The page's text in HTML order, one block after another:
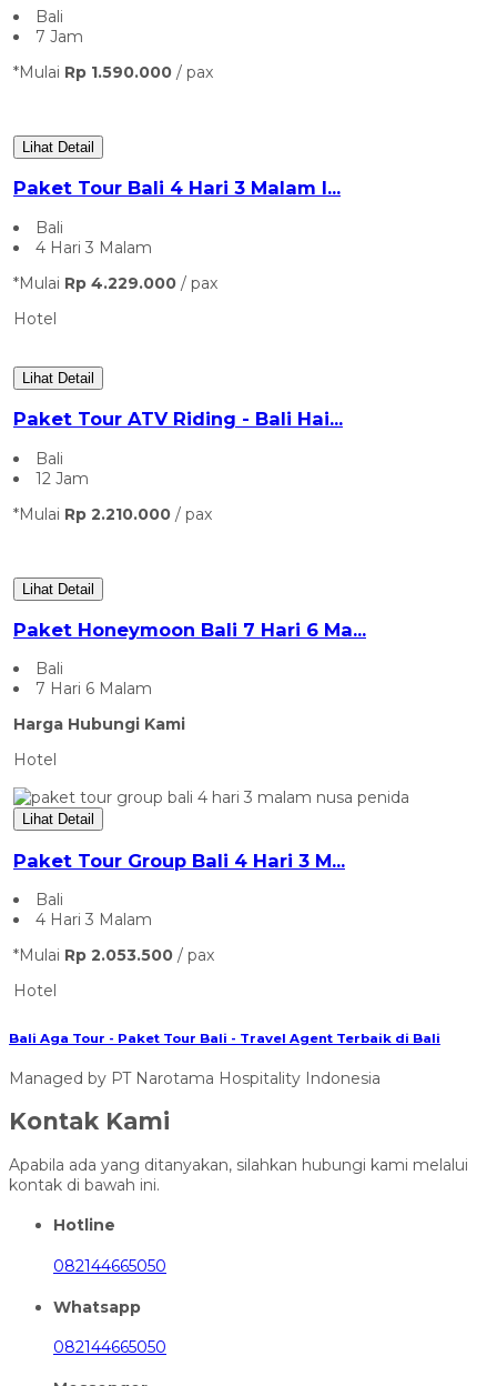
Bali
7 Jam
*Mulai Rp 1.590.000 / pax
Lihat Detail
Paket Tour Bali 4 Hari 3 Malam I...
Bali
4 Hari 3 Malam
*Mulai Rp 4.229.000 / pax
Hotel
Lihat Detail
Paket Tour ATV Riding - Bali Hai...
Bali
12 Jam
*Mulai Rp 2.210.000 / pax
Lihat Detail
Paket Honeymoon Bali 7 Hari 6 Ma...
Bali
7 Hari 6 Malam
Harga Hubungi Kami
Hotel
Lihat Detail
Paket Tour Group Bali 4 Hari 3 M...
Bali
4 Hari 3 Malam
*Mulai Rp 2.053.500 / pax
Hotel
Bali Aga Tour - Paket Tour Bali - Travel Agent Terbaik di Bali
Managed by PT Narotama Hospitality Indonesia
Kontak Kami
Apabila ada yang ditanyakan, silahkan hubungi kami melalui
kontak di bawah ini.
Hotline
082144665050
Whatsapp
082144665050